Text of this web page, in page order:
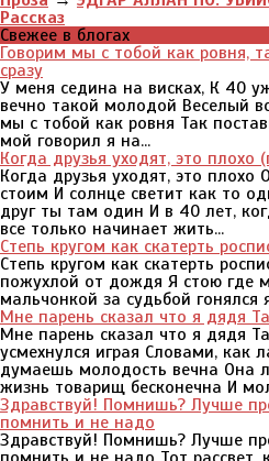
Рассказ
Свежее в блогах
Говорим мы с тобой как ровня,
сразу
У меня седина на висках, К 40
вечно такой молодой Веселый
мы с тобой как ровня Так
мой говорил я на...
Когда друзья уходят, это
Когда друзья уходят, это
стоим И солнце светит как то
друг ты там один И в 40 лет,
все только начинает жить...
Степь кругом как скатерть
Степь кругом как скатерть
пожухлой от дождя Я стою где
мальчонкой за судьбой гонялся
Мне парень сказал что я дядя
Мне парень сказал что я дядя
усмехнулся играя Словами, как
думаешь молодость вечна Она
жизнь товарищ бесконечна И
Здравствуй! Помнишь? Лучше
помнить и не надо
Здравствуй! Помнишь? Лучше